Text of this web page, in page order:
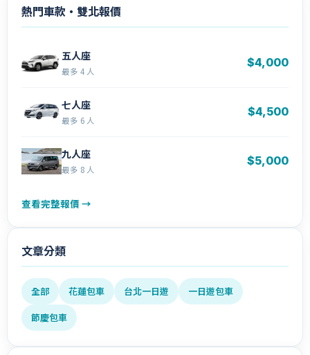
熱門車款・雙北報價
五人座
最多 4 人
$4,000
七人座
最多 6 人
$4,500
九人座
最多 8 人
$5,000
查看完整報價 →
文章分類
全部 花蓮包車 台北一日遊
一日遊包車
節慶包車